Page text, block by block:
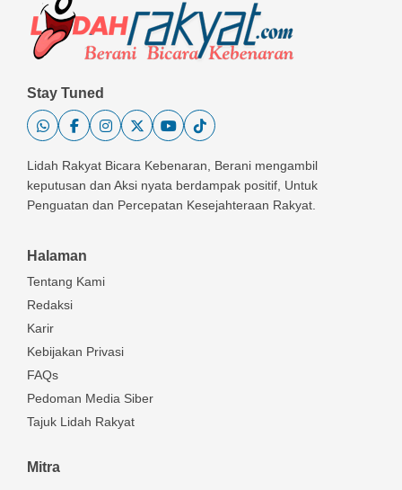
Stay Tuned
Lidah Rakyat Bicara Kebenaran, Berani mengambil
keputusan dan Aksi nyata berdampak positif, Untuk
Penguatan dan Percepatan Kesejahteraan Rakyat.
Halaman
Tentang Kami
Redaksi
Karir
Kebijakan Privasi
FAQs
Pedoman Media Siber
Tajuk Lidah Rakyat
Mitra